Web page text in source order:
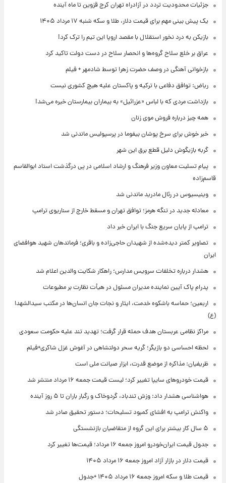
جزئیات محدودیت تردد در آزادراه تهران کرج قزوین تا ماه آینده
یک پیش ‌بینی مهم برای قیمت دلار، طلا و سکه شنبه ۱۷ مرداد ۱۴۰۵
بازیکن به درد نخور استقلال با مقصد اروپا این تیم را ترک کرد!
عراق بر خلع سلاح گروه‌ها و انحصار سلاح در دست دولت تاکید کرد
بازخوانی آهنگی در وصف حضرت زهرا توسط شادمهر + فیلم
ریاض: توافق دفاعی با ترکیه و پاکستان علیه هیچ کشوری نیست
بازداشت مردی که با لباس «عزرائیل» به بیماران بیمارستان خیره می‌شد!
همه چیز درباره فروش موی زنان
خبر خوش برای سرخ پوشان بیفوما در پرسپولیس ماندنی شد
گربه بازیگوش دلیل قطع برق این شهر
پیام تسلیت معاون وزیر فرهنگ و ارشاد اسلامی در پی درگذشت استاد ابوالقاسم
قاسم‌زاده
وینیسیوس در رئال مادرید ماندنی شد
معادله جدید در تنگه هرمز؛ توافق تهران و مسقط خارج از سناریوی ترامپ
ترامپ از پایان سریع جنگ با ایران خبر داد
تصاویر کمتر دیده‌شده از شهیدان حاجی‌زاده و باقری؛ فرماندهان شهید هوافضای
ایران
هشدار درباره تخلفات سرویس مدارس؛ راهکار شکایت والدین اعلام شد
پدرام پاک آیین نماینده مدیران مسئول در هیأت نظارت بر مطبوعات
اربعین؛ حماسه باشکوه خدمت، ایثار و نجات جان انسان‌ها در مکتب سیدالشهدا
(ع)
مراکز نظامی عربستان هدف حمله قرار گرفت؛ تهدید تند علیه حکومت سعودی
لحظه احساسی دو بازیگر؛ گریه سحر دولتشاهی در آغوش غزل شاکری+فیلم
ظریفیان: مذاکره از موضع قدرت، ابزار صیانت ملی است
قیمت خودروهای سایپا تغییر کرد؛ لیست قیمت جمعه ۱۶ مرداد منتشر شد
هواشناسی هشدار داد: وزش تندباد، گردوخاک و رگبار باران تا ۵ روز آینده
واکنش ترامپ به افشای کمبود تسلیحات؛ دستور تحقیق صادر شد
۵ سال کار بیشتر برای این گروه از متقاضیان بازنشستگی
جدول قیمت ایران‌خودرو امروز جمعه ۱۶ مرداد؛ قیمت‌ها تغییر کرد
قیمت دلار در بازار آزاد امروز جمعه ۱۶ مرداد ۱۴۰۵
قیمت طلا و سکه امروز جمعه ۱۶ مرداد ۱۴۰۵ +جدول